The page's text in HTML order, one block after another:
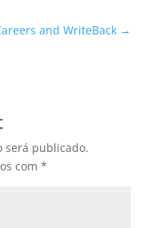
and WriteBack →
será publicado.
com *